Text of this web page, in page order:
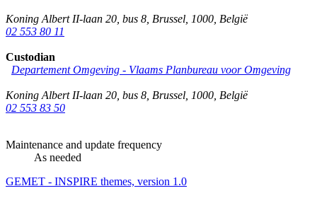
Koning Albert II-laan 20, bus 8 Brussel 1000 België
02 553 80 11
Custodian
Departement Omgeving - Vlaams Planbureau voor Omgeving
Koning Albert II-laan 20, bus 8 Brussel 1000 België
02 553 83 50
Maintenance and update frequency
As needed
GEMET - INSPIRE themes, version 1.0